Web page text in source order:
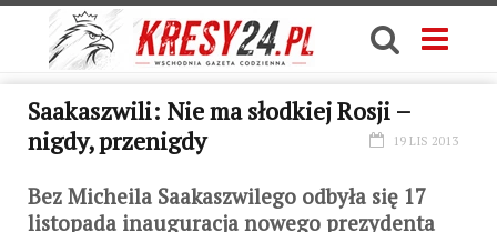
Saakaszwili: Nie ma słodkiej Rosji –
nigdy, przenigdy
19 LIS 2013
Bez Micheila Saakaszwilego odbyła się 17
listopada inauguracja nowego prezydenta